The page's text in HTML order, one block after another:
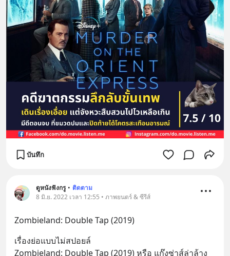
บันทึก
ดูหนังฟังกรู • ติดตาม
8 มิ.ย. 2022 เวลา 12:55 • ภาพยนตร์ & ซีรีส์
Zombieland: Double Tap (2019)
เรื่องย่อแบบไม่สปอยล์
Zombieland: Double Tap (2019) หรือ แก๊งซ่าส์ล่าล้าง